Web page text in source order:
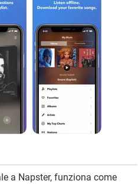
a Napster, funziona come